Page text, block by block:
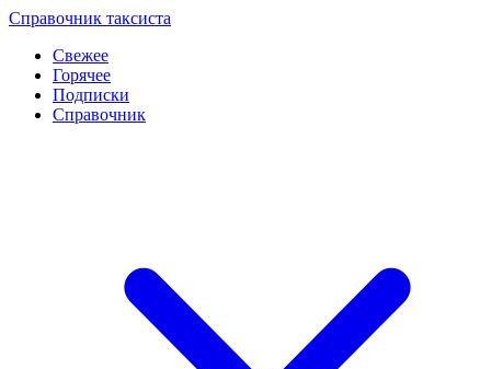
Перейти
контенту
Справочник таксиста
Свежее
Горячее
Подписки
Справочник